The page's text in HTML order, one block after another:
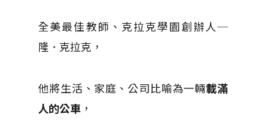
全美最佳教師、克拉克學園創辦人─
隆．克拉克，
他將生活、家庭、公司比喻為一輛載滿
人的公車 ，